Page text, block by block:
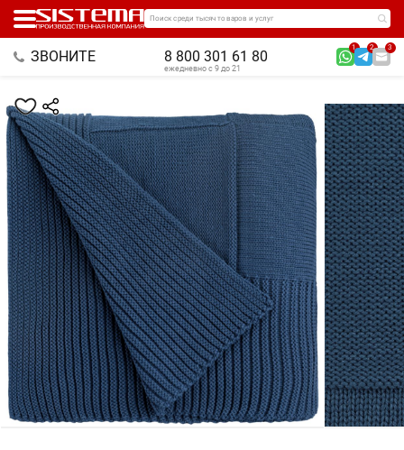
Поиск среди тысяч товаров и услуг
ЗВОНИТЕ 8 800 301 61 80
1 2 3
ежедневно с 9 до 21